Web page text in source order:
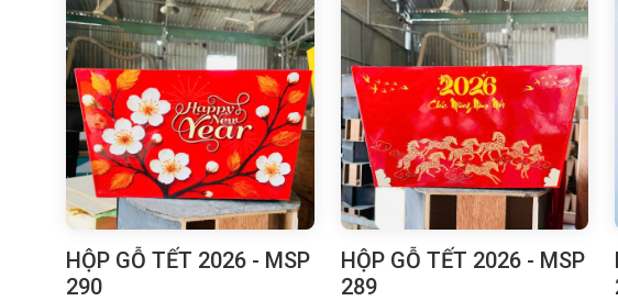
HỘP GỖ TẾT 2026 - MSP
290
HỘP GỖ TẾT 2026 - MSP
289